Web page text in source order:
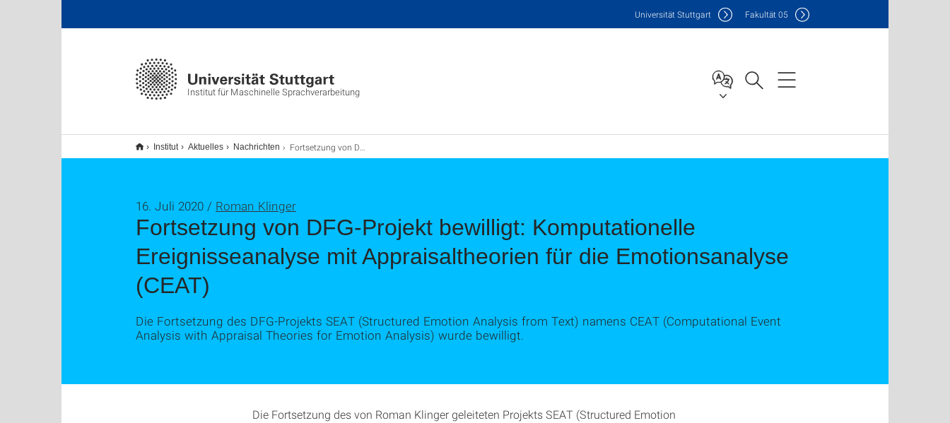
Institut für Maschinelle Sprachverarbeitung
Universität Stuttgart Fakultät05
Institut Aktuelles Nachrichten Fortsetzung von DFG-Projekt bewilligt: Komputationelle Ereignisseanalyse mit Appraisaltheorien für die Emotionsanalyse (CEAT)
Fortsetzung von DFG-Projekt bewilligt: Komputationelle
Ereignisseanalyse mit Appraisaltheorien für die Emotionsanalyse
(CEAT)
16. Juli 2020 / Roman Klinger
Die Fortsetzung des DFG-Projekts SEAT (Structured Emotion Analysis from Text) namens CEAT (Computational Event
Analysis with Appraisal Theories for Emotion Analysis) wurde bewilligt.
Die Fortsetzung des von Roman Klinger geleiteten Projekts SEAT (Structured Emotion